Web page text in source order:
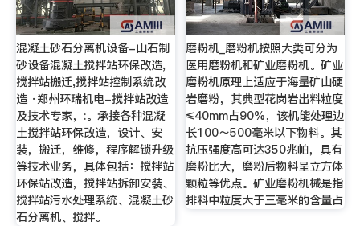
混凝土砂石分离机设备-山石制
砂设备混凝土搅拌站环保改造,
搅拌站搬迁,搅拌站控制系统改
造 ·郑州环瑞机电-搅拌站改造
及技术专家，:。承接各种混凝
土搅拌站环保改造，设计、安
装，搬迁，维修，程序解锁升级
等技术业务，具体包括：搅拌站
环保站改造，搅拌站拆卸安装、
搅拌站污水处理系统、混凝土砂
石分离机、搅拌。
磨粉机_磨粉机按照大类可分为
医用磨粉机和矿业磨粉机。矿业
磨粉机原理上适应于海量矿山硬
岩磨粉，其典型花岗岩出料粒度
≤40mm占90%，该机能处理边
长100～500毫米以下物料。其
抗压强度高可达350兆帕，具有
磨粉比大，磨粉后物料呈立方体
颗粒等优点。矿业磨粉机械是指
排料中粒度大于三毫米的含量占